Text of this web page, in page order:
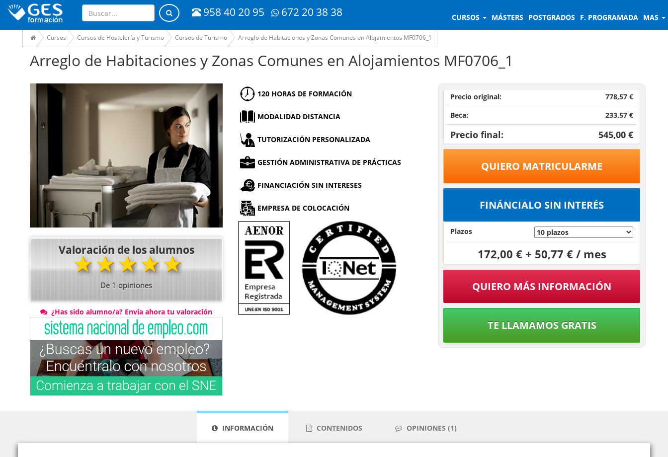
958 40 20 95 672 20 38 38 CURSOS MÁSTERS POSTGRADOS F. PROGRAMADA MAS
Cursos Cursos de Hostelería y Turismo Cursos de Turismo Arreglo de Habitaciones y Zonas Comunes en Alojamientos MF0706_1
Arreglo de Habitaciones y Zonas Comunes en Alojamientos MF0706_1
Valoración de los alumnos
★★★★★
De 1 opiniones
¿Has sido alumno/a? Envía ahora tu valoración
Precio original:
778,57 €
Beca:
233,57 €
Precio final: 545,00 €
QUIERO MATRICULARME
FINÁNCIALO SIN INTERÉS
Plazos
172,00 € + 50,77 € / mes
QUIERO MÁS INFORMACIÓN
TE LLAMAMOS GRATIS
120 HORAS DE FORMACIÓN
MODALIDAD DISTANCIA
TUTORIZACIÓN PERSONALIZADA
GESTIÓN ADMINISTRATIVA DE PRÁCTICAS
FINANCIACIÓN SIN INTERESES
EMPRESA DE COLOCACIÓN
INFORMACIÓN CONTENIDOS OPINIONES (1)